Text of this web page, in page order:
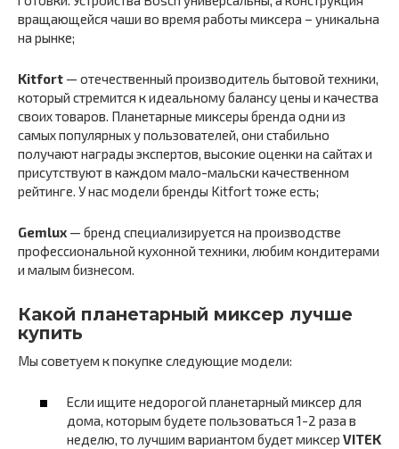
вращающейся чаши во время работы миксера – уникальна
на рынке;
Kitfort — отечественный производитель бытовой техники,
который стремится к идеальному балансу цены и качества
своих товаров. Планетарные миксеры бренда одни из
самых популярных у пользователей, они стабильно
получают награды экспертов, высокие оценки на сайтах и
присутствуют в каждом мало-мальски качественном
рейтинге. У нас модели бренды Kitfort тоже есть;
Gemlux — бренд специализируется на производстве
профессиональной кухонной техники, любим кондитерами
и малым бизнесом.
Какой планетарный миксер лучше
купить
Мы советуем к покупке следующие модели:
Если ищите недорогой планетарный миксер для
дома, которым будете пользоваться 1-2 раза в
неделю, то лучшим вариантом будет миксер VITEK